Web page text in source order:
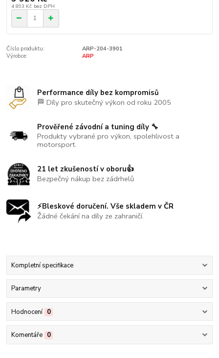
4 893 Kč bez DPH
Číslo produktu:
ARP-204-3901
Výrobce:
ARP
Performance díly bez kompromisů
🏁 Díly pro skutečný výkon od roku 2005
Prověřené závodní a tuning díly 🔧
Produkty vybrané pro výkon, spolehlivost a
motorsport.
21 let zkušeností v oboru👍
Bezpečný nákup bez zádrhelů
⚡Bleskové doručení. Vše skladem v ČR
Žádné čekání na díly ze zahraničí.
Kompletní specifikace
Parametry
Hodnocení 0
Komentáře 0